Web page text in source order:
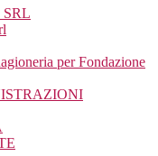
per Fondazione